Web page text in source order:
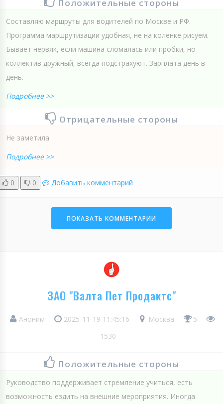
Положительные стороны
Составляю маршруты для водителей по Москве и РФ.
Программа маршрутизации удобная, не на коленке рисуем.
Бывает нервяк, если машина сломалась или пробки, но
коллектив дружный, всегда подстрахуют. Зарплата день в
день.
Подробнее >>
Отрицательные стороны
Не заметила
Подробнее >>
0 0 Добавить комментарий
ПОКАЗАТЬ КОММЕНТАРИИ
ЗАО "Валта Пет Продактс"
Аноним 2025-11-19 11:45:16 Москва
5
1530
Положительные стороны
Руководство поддерживает стремление учиться, есть
возможность ездить на внешние мероприятия. Иногда